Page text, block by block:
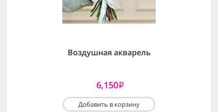
Воздушная акварель
6,150i
Добавить в корзину